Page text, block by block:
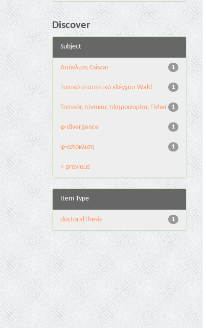
Discover
Subject
1
Απόκλιση Csiszar
1
Τοπικό στατιστικό ελέγχου Wald
1
Τοπικός πίνακας πληροφορίας Fisher
1
φ-divergence
1
φ-απόκλιση
< previous
Item Type
1
doctoralThesis